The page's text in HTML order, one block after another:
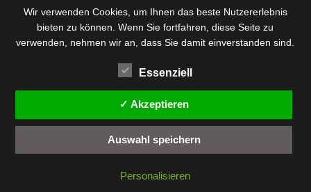
Wir verwenden Cookies, um Ihnen das beste Nutzererlebnis
bieten zu können. Wenn Sie fortfahren, diese Seite zu
verwenden, nehmen wir an, dass Sie damit einverstanden sind.
Essenziell
✓ Akzeptieren
Auswahl speichern
Personalisieren